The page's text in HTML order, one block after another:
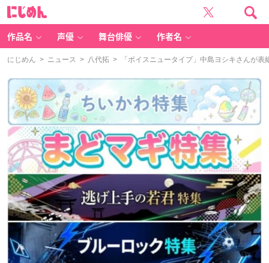
作品名 声優 舞台俳優 作者名
にじめん > ニュース > 八代拓 > 「ボイスニュータイプ」中島ヨシキさんが表